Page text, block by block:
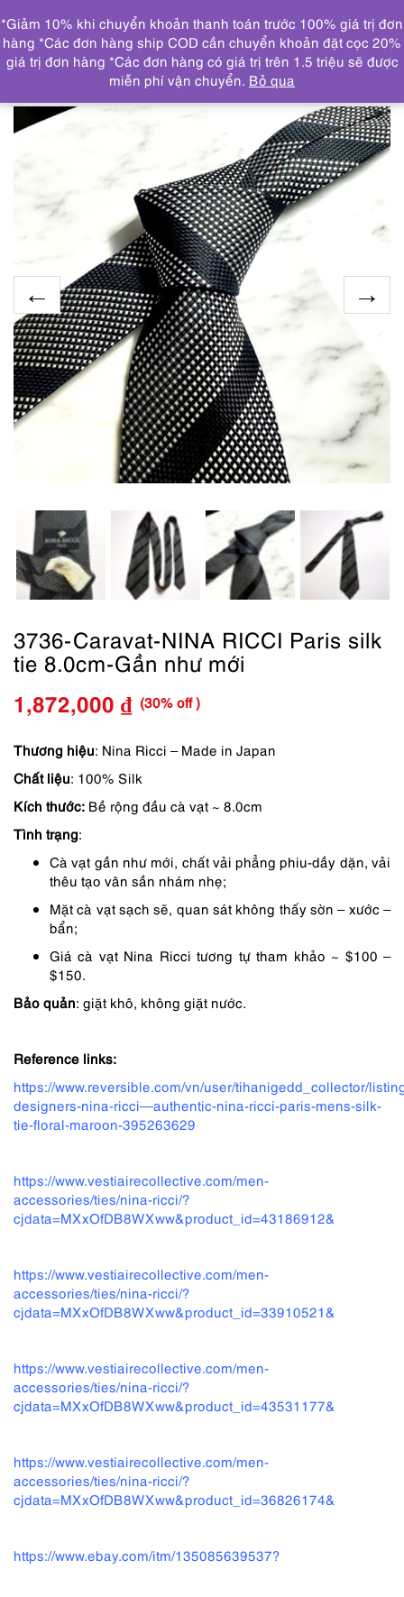
DANH MỤC
Trang chủ KHĂN, CÀ VẠT CRAVAT/CÀ VẠT
3736-
Caravat-NINA RICCI Paris silk tie 8.0cm-Gần như mới
3736-Caravat-NINA RICCI Paris silk
tie 8.0cm-Gần như mới
Giá
gốc
là:
2,690,000 ₫.
1,872,000 ₫
Giá
hiện
tại
là:
(30% off )
Thương hiệu: Nina Ricci – Made in Japan
Chất liệu: 100% Silk
Kích thước: Bề rộng đầu cà vạt ~ 8.0cm
Tình trạng:
Cà vạt gần như mới, chất vải phẳng phiu-dầy dặn, vải
thêu tạo vân sần nhám nhẹ;
Mặt cà vạt sạch sẽ, quan sát không thấy sờn – xước –
bẩn;
Giá cà vạt Nina Ricci tương tự tham khảo ~ $100 –
$150.
Bảo quản: giặt khô, không giặt nước.
Reference links:
https://www.reversible.com/vn/user/tihanigedd_collector/
designers-nina-ricci—authentic-nina-ricci-paris-mens-silk-
tie-floral-maroon-395263629
https://www.vestiairecollective.com/men-
accessories/ties/nina-ricci/?
cjdata=MXxOfDB8WXww&product_id=43186912&
https://www.vestiairecollective.com/men-
accessories/ties/nina-ricci/?
cjdata=MXxOfDB8WXww&product_id=33910521&
https://www.vestiairecollective.com/men-
accessories/ties/nina-ricci/?
cjdata=MXxOfDB8WXww&product_id=43531177&
https://www.vestiairecollective.com/men-
accessories/ties/nina-ricci/?
cjdata=MXxOfDB8WXww&product_id=36826174&
https://www.ebay.com/itm/135085639537?
*Giảm 10% khi chuyển khoản thanh toán trước 100% giá trị đơn
hàng *Các đơn hàng ship COD cần chuyển khoản đặt cọc 20%
giá trị đơn hàng *Các đơn hàng có giá trị trên 1.5 triệu sẽ được
miễn phí vận chuyển. Bỏ qua